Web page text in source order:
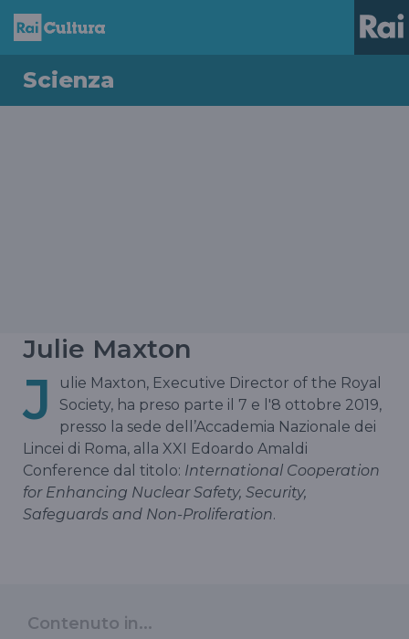
Scienza
Julie Maxton
J
ulie Maxton, Executive Director of the Royal
Society, ha preso parte il 7 e l'8 ottobre 2019,
presso la sede dell’Accademia Nazionale dei
Lincei di Roma, alla XXI Edoardo Amaldi
Conference dal titolo: International Cooperation
for Enhancing Nuclear Safety, Security,
Safeguards and Non-Proliferation.
Contenuto in...